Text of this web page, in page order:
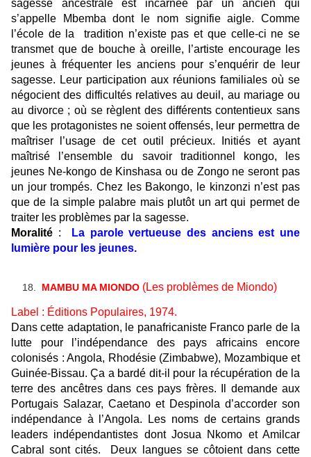
sagesse ancestrale est incarnée par un ancien qui
s’appelle Mbembadont le nom signifieaigle. Comme
l’école de la tradition n’existe pas et que celle-ci ne se
transmet que de bouche à oreille, l’artiste encourage les
jeunes à fréquenter les anciens pour s’enquérir de leur
sagesse. Leur participation aux réunions familiales où se
négocient des difficultés relatives au deuil, au mariage ou
au divorce ; où se règlent des différents contentieux sans
que les protagonistes ne soient offensés, leur permettra de
maîtriser l’usage de cet outil précieux. Initiés et ayant
maîtrisé l’ensemble du savoir traditionnel kongo, les
jeunes Ne-kongo de Kinshasa ou de Zongo ne seront pas
un jour trompés. Chez les Bakongo, le kinzonzi n’est pas
que de la simple palabre mais plutôt un art qui permet de
traiter les problèmes par la sagesse.
Moralité :
La parole vertueuse des anciens est une
lumière pour les jeunes.
MAMBU MA MIONDO (Les problèmes de Miondo)
Label : Éditions Populaires, 1974.
Dans cette adaptation, le panafricaniste Franco parle de la
lutte pour l’indépendance des pays africains encore
colonisés : Angola, Rhodésie (Zimbabwe), Mozambique et
Guinée-Bissau. Ça a bardé dit-il pour la récupération de la
terredes ancêtres dans ces pays frères. Il demande aux
Portugais Salazar, Caetano et Despinola d’accorder son
indépendance à l’Angola. Les noms de certains grands
leaders indépendantistes dont Josua Nkomo et Amilcar
Cabral
sont cités. Deux langues se côtoient dans cette